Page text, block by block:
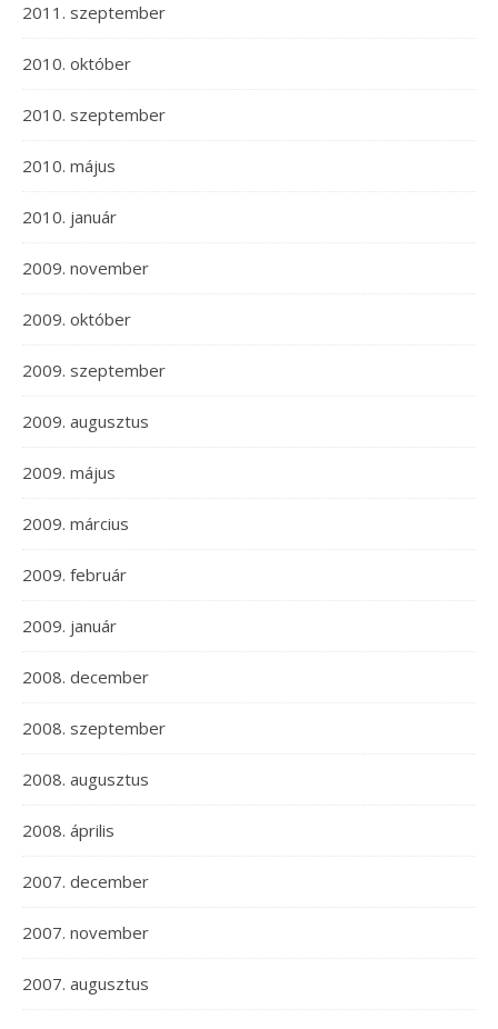
2011. szeptember
2010. október
2010. szeptember
2010. május
2010. január
2009. november
2009. október
2009. szeptember
2009. augusztus
2009. május
2009. március
2009. február
2009. január
2008. december
2008. szeptember
2008. augusztus
2008. április
2007. december
2007. november
2007. augusztus